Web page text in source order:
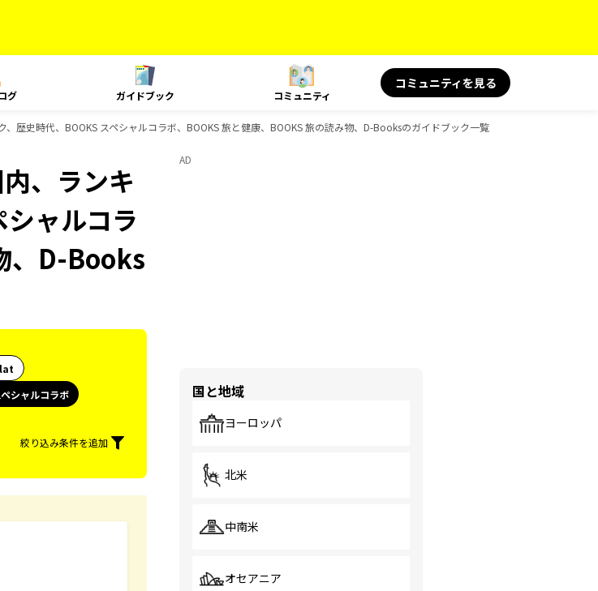
グ ガイドブック コミュニティ
コミュニティを見る
歴史時代、BOOKS スペシャルコラボ、BOOKS 旅と健康、BOOKS 旅の読み物、D-Booksのガイドブック一覧
、ランキ
ャルコラ
、D-Books
シャルコラボ
絞り込み条件を追加
AD
国と地域
ヨーロッパ
北米
中南米
オセアニア